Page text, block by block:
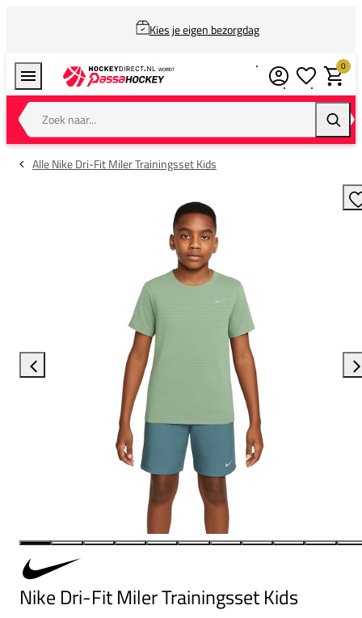
Kies je eigen bezorgdag
Zoek naar...
0
Alle Nike Dri-Fit Miler Trainingsset Kids
Nike Dri-Fit Miler Trainingsset Kids